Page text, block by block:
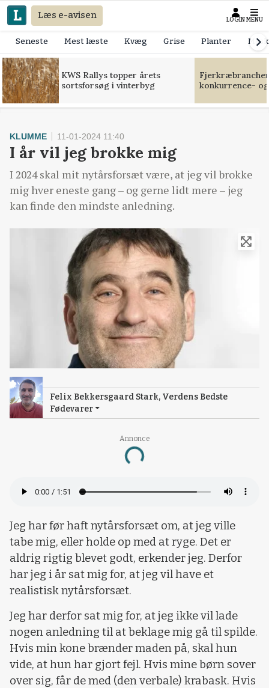
Læs e-avisen LOGIN MENU
Seneste Mest læste Kvæg Grise Planter
KWS Rallys topper årets
sortsforsøg i vinterbyg
konkurrence-
Annonce
Loading...
KLUMME 11-01-2024 11:40
I år vil jeg brokke mig
I 2024 skal mit nytårsforsæt være, at jeg vil brokke
mig hver eneste gang – og gerne lidt mere – jeg
kan finde den mindste anledning.
Felix Bekkersgaard Stark, Verdens Bedste
Fødevarer
Jeg har før haft nytårsforsæt om, at jeg ville
tabe mig, eller holde op med at ryge. Det er
aldrig rigtig blevet godt, erkender jeg. Derfor
har jeg i år sat mig for, at jeg vil have et
realistisk nytårsforsæt.
Jeg har derfor sat mig for, at jeg ikke vil lade
nogen anledning til at beklage mig gå til spilde.
Hvis min kone brænder maden på, skal hun
vide, at hun har gjort fejl. Hvis mine børn sover
over sig, får de med (den verbale) krabask. Hvis